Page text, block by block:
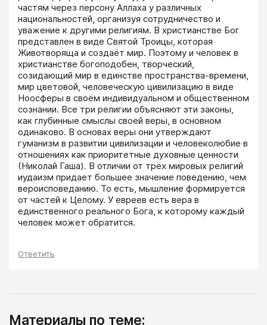
частям через персону Аллаха у различных
национальностей, организуя сотрудничество и
уважение к другими религиям. В христианстве Бог
представлен в виде Святой Троицы, которая
Животворяща и создаёт мир. Поэтому и человек в
христианстве богоподобен, творческий,
созидающий мир в единстве пространства-времени,
мир цветовой, человеческую цивилизацию в виде
Ноосферы в своём индивидуальном и общественном
сознании. Все три религии объясняют эти законы,
как глубинные смыслы своей веры, в основном
одинаково. В основах веры они утверждают
гуманизм в развитии цивилизации и человеколюбие в
отношениях как приоритетные духовные ценности
(Николай Гаша). В отличии от трёх мировых религий
иудаизм придает большее значение поведению, чем
вероисповеданию. То есть, мышление формируется
от частей к Целому. У евреев есть вера в
единственного реального Бога, к которому каждый
человек может обратится.
Ответить
Материалы по теме: